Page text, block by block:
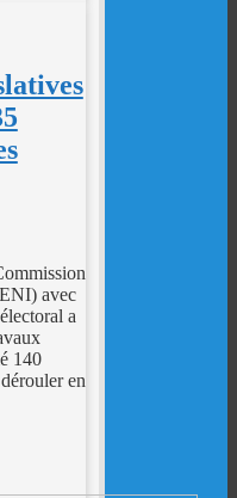
avec
a
140
en